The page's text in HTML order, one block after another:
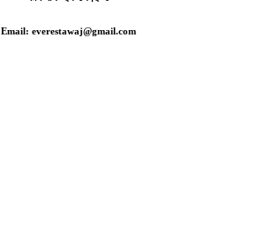
Email: everestawaj@gmail.com